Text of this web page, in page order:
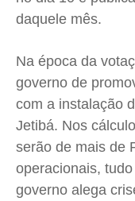
daquele mês.
Na época da
governo de
com a instalação
Jetibá. Nos
serão de mais de
operacionais,
governo alega